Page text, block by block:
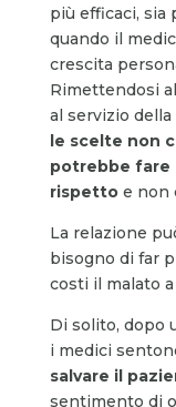
più efficaci, sia
quando il
crescita
Rimettendosi
al servizio
le scelte non
potrebbe fare
rispettoe non
La relazione
bisogno di far
costi il malato a
Di solito, dopo
i medici
salvare il
sentimento di